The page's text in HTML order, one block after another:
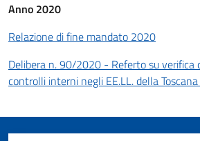
Anno 2020
Relazione di fine mandato 2020
Delibera n. 90/2020 - Referto su verifica
controlli interni negli EE.LL. della